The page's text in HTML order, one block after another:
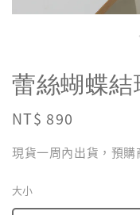
蕾絲蝴蝶
Regular
NT$ 890
現貨一周內出貨，預
大小